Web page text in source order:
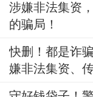
涉嫌非法集资
的骗局！
快删！都是诈
嫌非法集资、